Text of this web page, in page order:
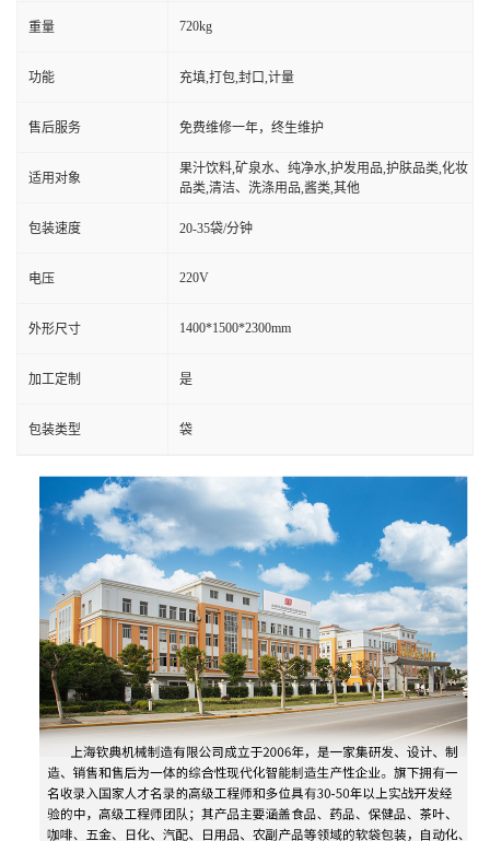
重量 720kg
功能 充填,打包,封口,计量
售后服务 免费维修一年，终生维护
适用对象
果汁饮料,矿泉水、纯净水,护发用品,护肤品类,化妆
品类,清洁、洗涤用品,酱类,其他
包装速度 20-35袋/分钟
电压 220V
外形尺寸 1400*1500*2300mm
加工定制 是
包装类型 袋